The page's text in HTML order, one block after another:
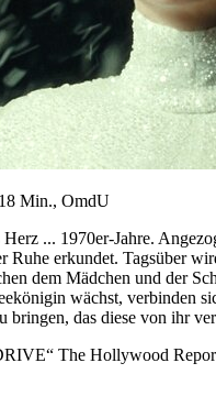
Min., OmdU
... 1970er-Jahre.
Ruhe erkundet. Tagsüber
dem Mädchen und der
wächst, verbinden
bringen, das diese von ihr
The Hollywood